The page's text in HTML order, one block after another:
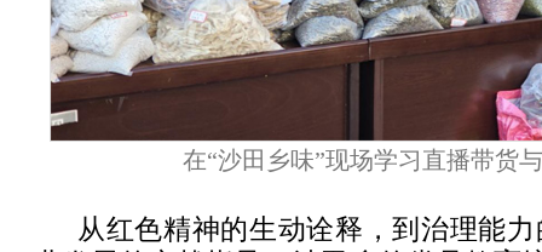
在“沙田乡味”现场学习直播带货
从红色精神的生动诠释，到治理能